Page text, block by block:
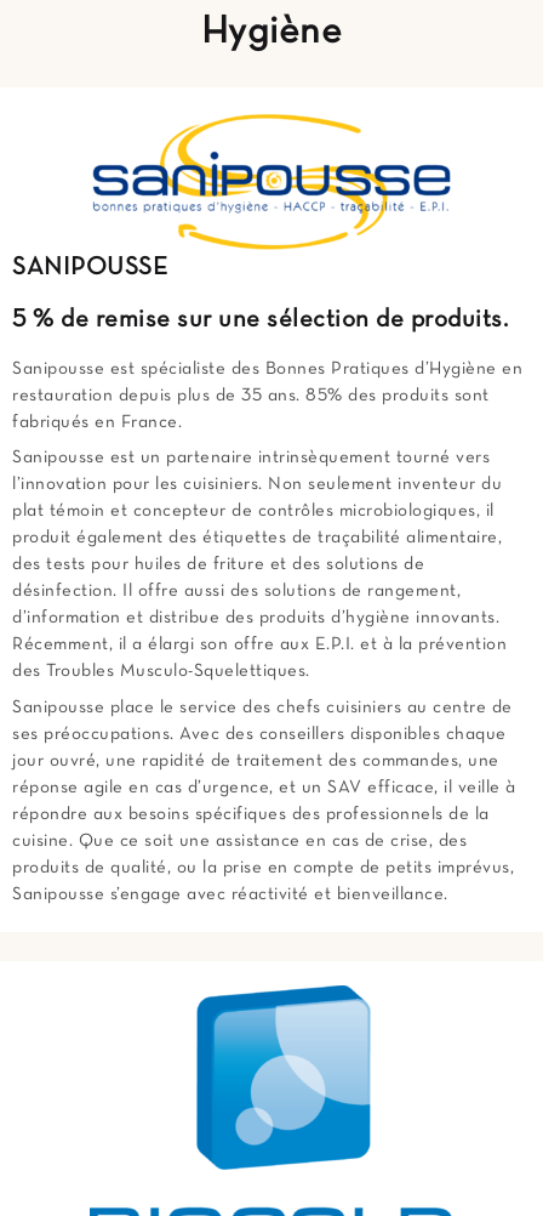
Hygiène
SANIPOUSSE
5 % de remise sur une sélection de produits.
Sanipousse est spécialiste des Bonnes Pratiques d’Hygiène en
restauration depuis plus de 35 ans. 85% des produits sont
fabriqués en France.
Sanipousse est un partenaire intrinsèquement tourné vers
l’innovation pour les cuisiniers. Non seulement inventeur du
plat témoin et concepteur de contrôles microbiologiques, il
produit également des étiquettes de traçabilité alimentaire,
des tests pour huiles de friture et des solutions de
désinfection. Il offre aussi des solutions de rangement,
d’information et distribue des produits d’hygiène innovants.
Récemment, il a élargi son offre aux E.P.I. et à la prévention
des Troubles Musculo-Squelettiques.
Sanipousse place le service des chefs cuisiniers au centre de
ses préoccupations. Avec des conseillers disponibles chaque
jour ouvré, une rapidité de traitement des commandes, une
réponse agile en cas d’urgence, et un SAV efficace, il veille à
répondre aux besoins spécifiques des professionnels de la
cuisine. Que ce soit une assistance en cas de crise, des
produits de qualité, ou la prise en compte de petits imprévus,
Sanipousse s’engage avec réactivité et bienveillance.